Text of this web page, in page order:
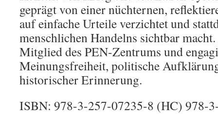
geprägt von einer nüchternen,
auf einfache Urteile verzichtet und
menschlichen Handelns sichtbar
Mitglied des PEN-Zentrums und
Meinungsfreiheit, politische
historischer Erinnerung.
ISBN: 978-3-257-07235-8 (HC) 978-